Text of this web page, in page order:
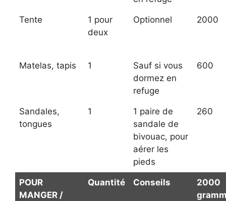
Tente
1 pour
deux
Optionnel 2000
Matelas, tapis 1
Sauf si vous
dormez en
refuge
600
Sandales,
tongues
1
1 paire de
sandale de
bivouac, pour
aérer les
pieds
260
POUR
MANGER /
Quantité Conseils
2000